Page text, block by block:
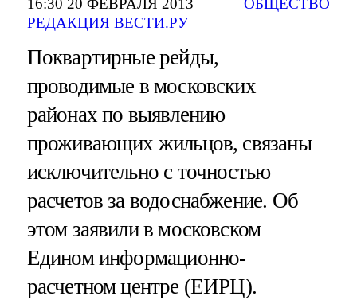
16:30 20 ФЕВРАЛЯ 2013
РЕДАКЦИЯ ВЕСТИ.РУ
ОБЩЕСТВО
Поквартирные рейды,
проводимые в московских
районах по выявлению
проживающих жильцов, связаны
исключительно с точностью
расчетов за водоснабжение. Об
этом заявили в московском
Едином информационно-
расчетном центре (ЕИРЦ).